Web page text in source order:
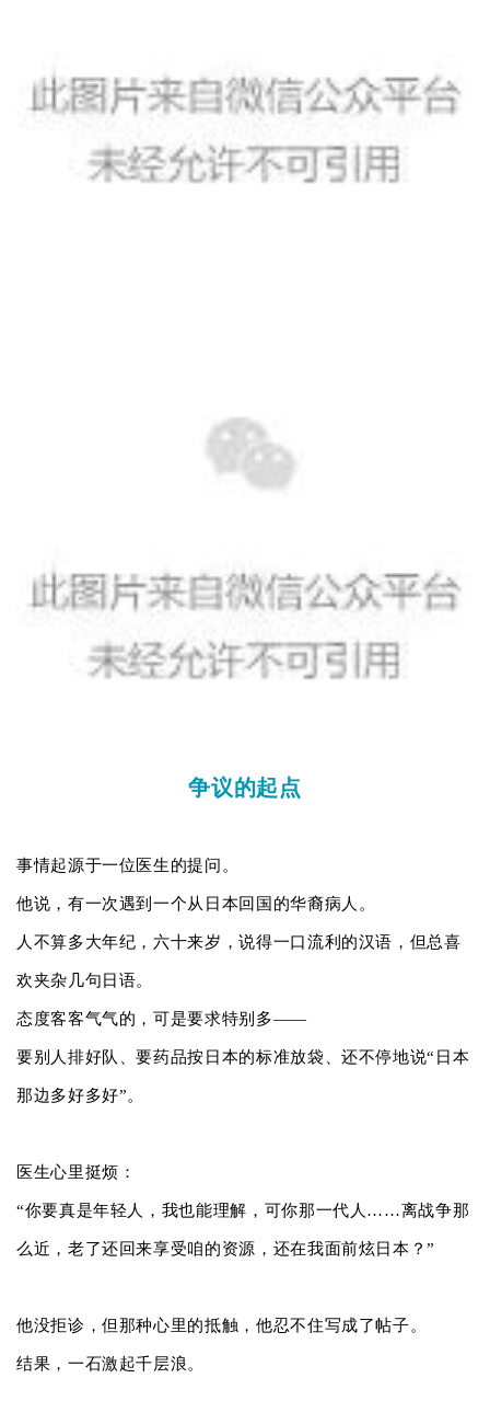
争议的起点
事情起源于一位医生的提问。
他说，有一次遇到一个从日本回国的华裔病人。
人不算多大年纪，六十来岁，说得一口流利的汉语，但总喜
欢夹杂几句日语。
态度客客气气的，可是要求特别多——
要别人排好队、要药品按日本的标准放袋、还不停地说“日本
那边多好多好”。
医生心里挺烦：
“你要真是年轻人，我也能理解，可你那一代人……离战争那
么近，老了还回来享受咱的资源，还在我面前炫日本？”
他没拒诊，但那种心里的抵触，他忍不住写成了帖子。
结果，一石激起千层浪。